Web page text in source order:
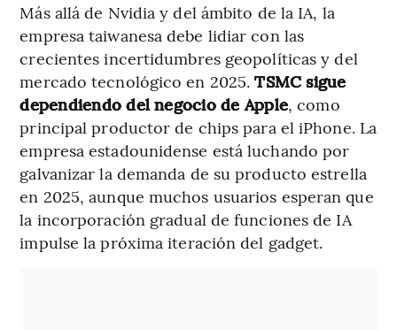
Más allá de Nvidia y del ámbito de la IA, la
empresa taiwanesa debe lidiar con las
crecientes incertidumbres geopolíticas y del
mercado tecnológico en 2025.TSMC sigue
dependiendo del negocio de Apple, como
principal productor de chips para el iPhone. La
empresa estadounidense está luchando por
galvanizar la demanda de su producto estrella
en 2025, aunque muchos usuarios esperan que
la incorporación gradual de funciones de IA
impulse la próxima iteración del gadget.